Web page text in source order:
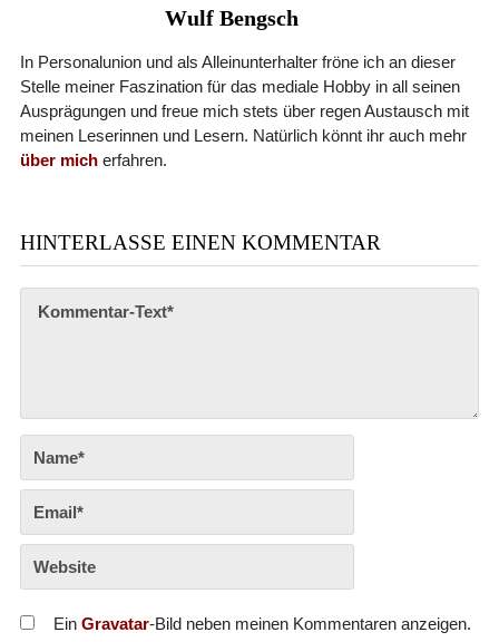
Wulf Bengsch
In Personalunion und als Alleinunterhalter fröne ich an dieser
Stelle meiner Faszination für das mediale Hobby in all seinen
Ausprägungen und freue mich stets über regen Austausch mit
meinen Leserinnen und Lesern. Natürlich könnt ihr auch mehr
über micherfahren.
HINTERLASSE EINEN KOMMENTAR
Ein Gravatar-Bild neben meinen Kommentaren anzeigen.